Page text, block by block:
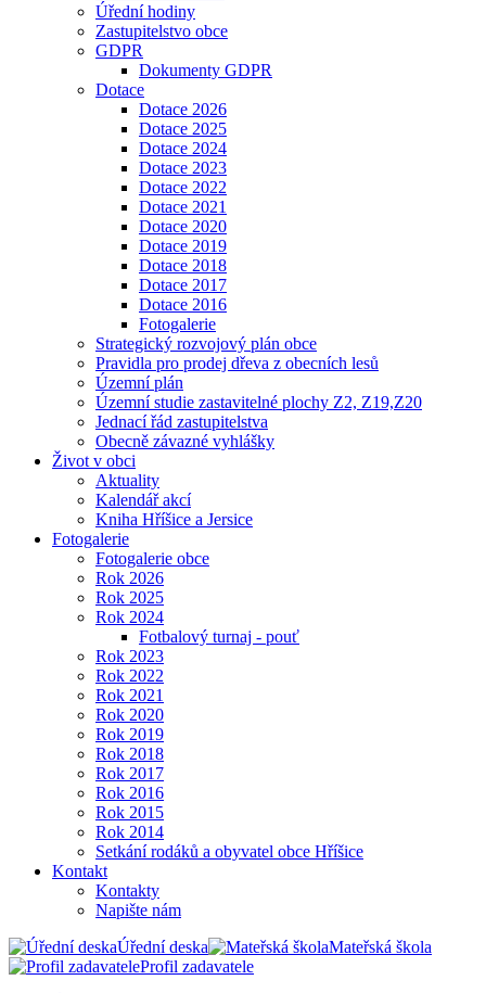
Úřední hodiny
Zastupitelstvo obce
GDPR
Dokumenty GDPR
Dotace
Dotace 2026
Dotace 2025
Dotace 2024
Dotace 2023
Dotace 2022
Dotace 2021
Dotace 2020
Dotace 2019
Dotace 2018
Dotace 2017
Dotace 2016
Fotogalerie
Strategický rozvojový plán obce
Pravidla pro prodej dřeva z obecních lesů
Územní plán
Územní studie zastavitelné plochy Z2, Z19,Z20
Jednací řád zastupitelstva
Obecně závazné vyhlášky
Život v obci
Aktuality
Kalendář akcí
Kniha Hříšice a Jersice
Fotogalerie
Fotogalerie obce
Rok 2026
Rok 2025
Rok 2024
Fotbalový turnaj - pouť
Rok 2023
Rok 2022
Rok 2021
Rok 2020
Rok 2019
Rok 2018
Rok 2017
Rok 2016
Rok 2015
Rok 2014
Setkání rodáků a obyvatel obce Hříšice
Kontakt
Kontakty
Napište nám
Úřední deska
Mateřská škola
Profil zadavatele